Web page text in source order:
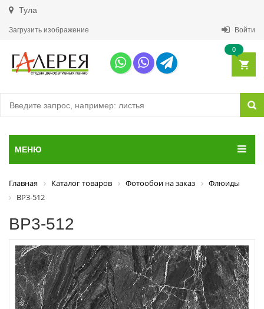
Тула
Загрузить изображение Войти
0
МЕНЮ
Главная Каталог товаров Фотообои на заказ
Флюиды
ВР3-512
ВР3-512